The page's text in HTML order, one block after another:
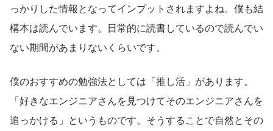
っかりした情報となってインプットされますよね。僕も結
構本は読んでいます。日常的に読書しているので読んでい
ない期間があまりないくらいです。
僕のおすすめの勉強法としては「推し活」があります。
「好きなエンジニアさんを見つけてそのエンジニアさんを
追っかける」というものです。そうすることで自然とその